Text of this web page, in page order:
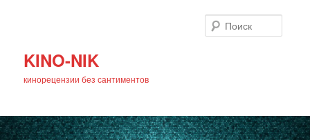
KINO-NIK
кинорецензии без сантиментов